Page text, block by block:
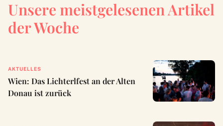
Unsere meistgelesenen Artikel
der Woche
AKTUELLES
Wien: Das Lichterlfest an der Alten
Donau ist zurück